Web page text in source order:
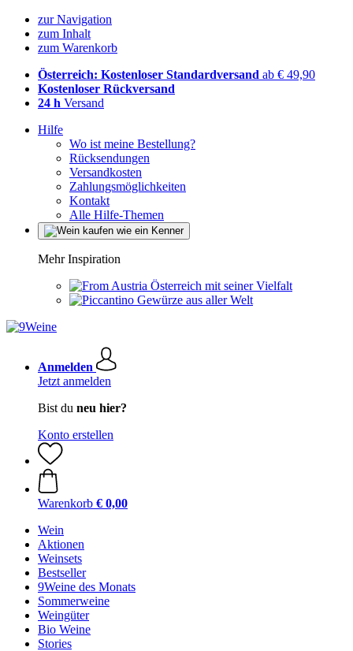
zur Navigation
zum Inhalt
zum Warenkorb
Österreich: Kostenloser Standardversand ab € 49,90
Kostenloser Rückversand
24 h Versand
Hilfe
Wo ist meine Bestellung?
Rücksendungen
Versandkosten
Zahlungsmöglichkeiten
Kontakt
Alle Hilfe-Themen
Mehr Inspiration
Österreich mit seiner Vielfalt
Gewürze aus aller Welt
Anmelden
Jetzt anmelden
Bist du neu hier?
Konto erstellen
Warenkorb € 0,00
Wein
Aktionen
Weinsets
Bestseller
9Weine des Monats
Sommerweine
Weingüter
Bio Weine
Stories